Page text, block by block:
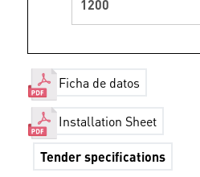
1200
Ficha de datos
Installation Sheet
Tender specifications